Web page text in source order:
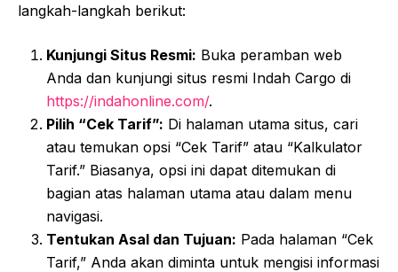
langkah-langkah berikut:
Kunjungi Situs Resmi: Buka peramban web
Anda dan kunjungi situs resmi Indah Cargo di
https://indahonline.com/.
Pilih “Cek Tarif”: Di halaman utama situs, cari
atau temukan opsi “Cek Tarif” atau “Kalkulator
Tarif.” Biasanya, opsi ini dapat ditemukan di
bagian atas halaman utama atau dalam menu
navigasi.
Tentukan Asal dan Tujuan: Pada halaman “Cek
Tarif,” Anda akan diminta untuk mengisi informasi